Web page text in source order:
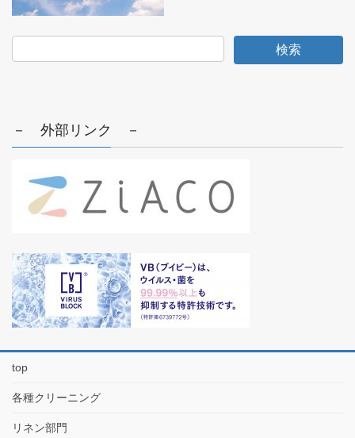
－ 外部リンク －
top
各種クリーニング
リネン部門